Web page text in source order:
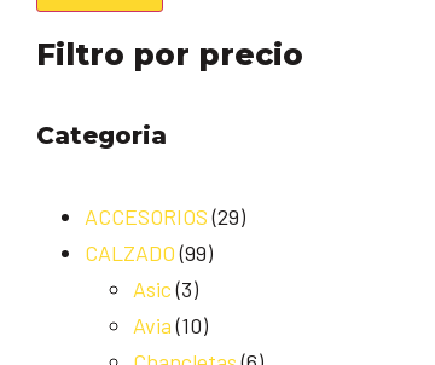
Filtro por precio
Categoria
ACCESORIOS (29)
CALZADO (99)
Asic (3)
Avia (10)